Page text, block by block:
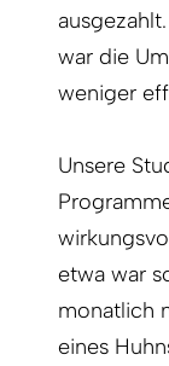
war die
weniger
Unsere
etwa war
monatlich
eines